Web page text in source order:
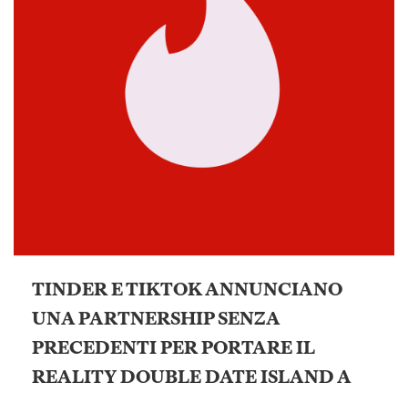
TINDER E TIKTOK ANNUNCIANO
UNA PARTNERSHIP SENZA
PRECEDENTI PER PORTARE IL
REALITY DOUBLE DATE ISLAND A